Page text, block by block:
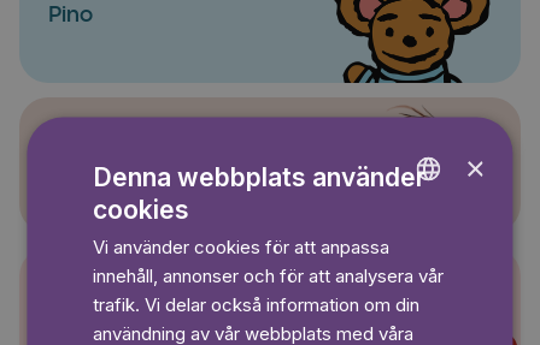
Pino
Sagasagor
Super-Charlie
×
Denna webbplats använder
cookies
Vi använder cookies för att anpassa
innehåll, annonser och för att analysera vår
trafik. Vi delar också information om din
användning av vår webbplats med våra